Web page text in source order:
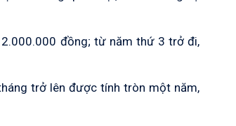
đồng; từ năm thứ 3 trở đi,
trở lên được tính tròn một năm,